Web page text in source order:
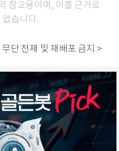
참고용이며, 이를 근거로
없습니다.
단 전재 및 재배포 금지 >